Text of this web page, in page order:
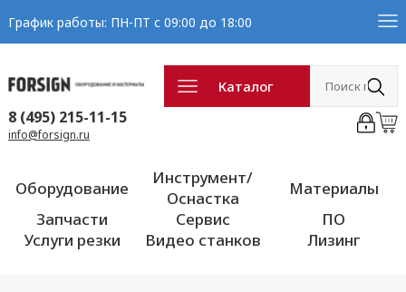
График работы: ПН-ПТ с 09:00 до 18:00
Каталог
8 (495) 215-11-15
info@forsign.ru
Оборудование
Инструмент/
Оснастка
Материалы
Запчасти
Сервис
ПО
Услуги резки
Видео станков Лизинг